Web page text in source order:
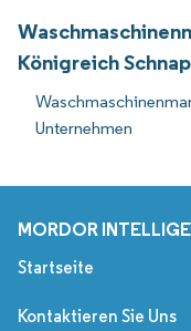
Königreich
Unternehmen
MORDOR
Startseite
Kontaktieren Sie Uns